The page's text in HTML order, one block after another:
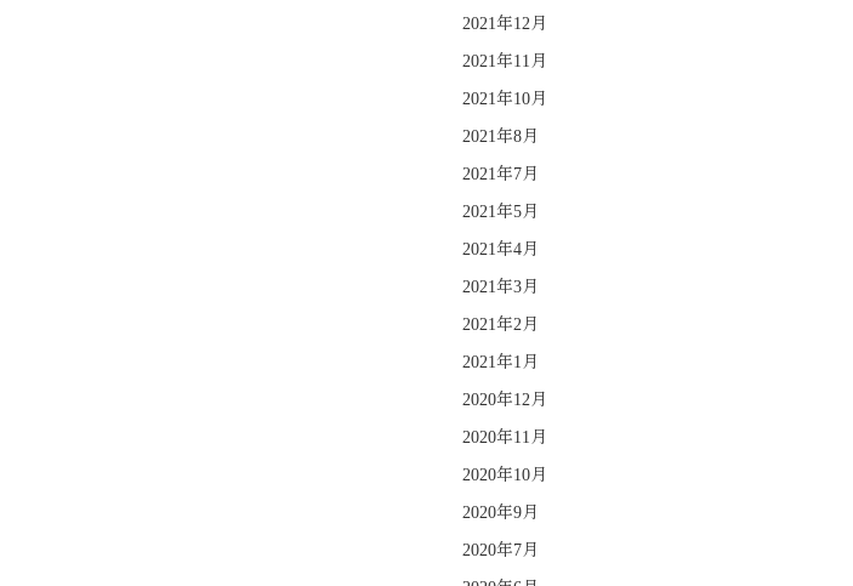
2021年12月
2021年11月
2021年10月
2021年8月
2021年7月
2021年5月
2021年4月
2021年3月
2021年2月
2021年1月
2020年12月
2020年11月
2020年10月
2020年9月
2020年7月